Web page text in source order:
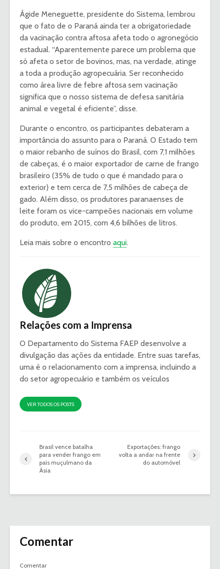
Ágide Meneguette, presidente do Sistema, lembrou
que o fato de o Paraná ainda ter a obrigatoriedade
da vacinação contra aftosa afeta todo o agronegócio
estadual. “Aparentemente parece um problema que
só afeta o setor de bovinos, mas, na verdade, atinge
a toda a produção agropecuária. Ser reconhecido
como área livre de febre aftosa sem vacinação
significa que o nosso sistema de defesa sanitária
animal e vegetal é eficiente”, disse.
Durante o encontro, os participantes debateram a
importância do assunto para o Paraná. O Estado tem
o maior rebanho de suínos do Brasil, com 7,1 milhões
de cabeças, é o maior exportador de carne de frango
brasileiro (35% de tudo o que é mandado para o
exterior) e tem cerca de 7,5 milhões de cabeça de
gado. Além disso, os produtores paranaenses de
leite foram os vice-campeões nacionais em volume
do produto, em 2015, com 4,6 bilhões de litros.
Leia mais sobre o encontro aqui.
Relações com a Imprensa
O Departamento do Sistema FAEP desenvolve a
divulgação das ações da entidade. Entre suas tarefas,
uma é o relacionamento com a imprensa, incluindo a
do setor agropecuário e também os veículos
VER TODOS OS POSTS
Brasil vence batalha
para vender frango em
país muçulmano da
Ásia
Exportações: frango
volta a andar na frente
do automóvel
Comentar
Comentar